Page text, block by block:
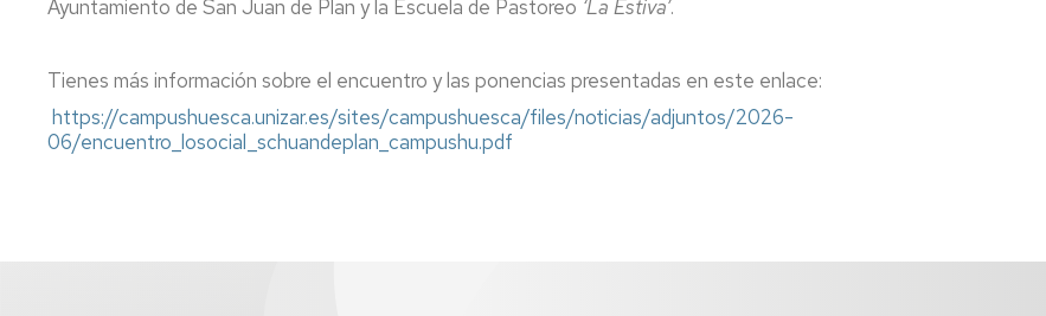
Ayuntamiento de San Juan de Plan y la Escuela de Pastoreo ‘La Estiva’.
Tienes más información sobre el encuentro y las ponencias presentadas en este enlace:
https://campushuesca.unizar.es/sites/campushuesca/files/noticias/adjuntos/2026-
06/encuentro_losocial_schuandeplan_campushu.pdf